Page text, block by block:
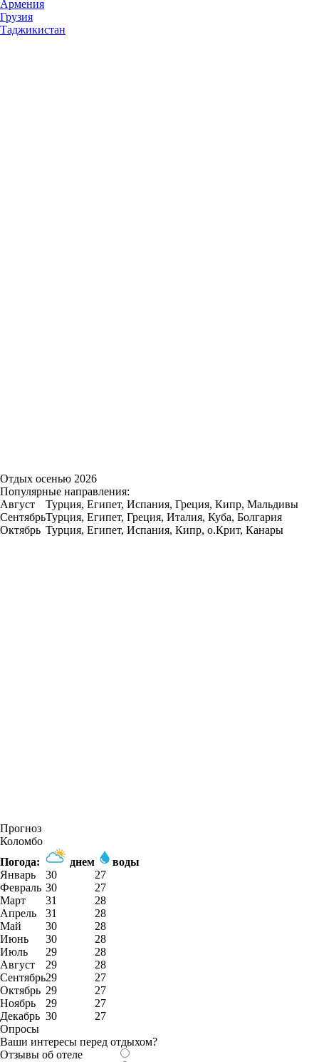
Армения
Грузия
Таджикистан
Отдых осенью 2026
Популярные направления:
Август
Турция, Египет, Испания, Греция, Кипр, Мальдивы
СентябрьТурция, Египет, Греция, Италия, Куба, Болгария
Октябрь Турция, Египет, Испания, Кипр, о.Крит, Канары
Прогноз
Коломбо
Погода:
днем
воды
Январь
30
27
Февраль 30
27
Март
31
28
Апрель
31
28
Май
30
28
Июнь
30
28
Июль
29
28
Август
29
28
Сентябрь29
27
Октябрь 29
27
Ноябрь
29
27
Декабрь 30
27
Опросы
Ваши интересы перед отдыхом?
Отзывы об отеле